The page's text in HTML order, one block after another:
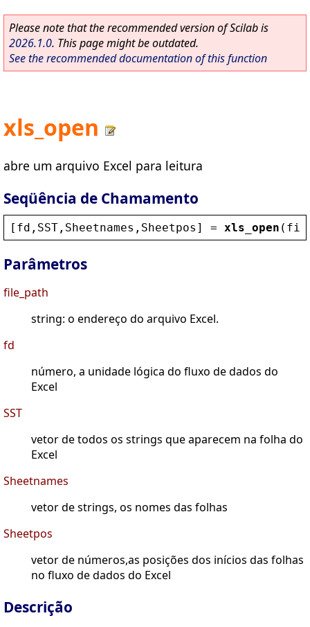
Please note that the recommended version of Scilab is
2026.1.0. This page might be outdated.
See the recommended documentation of this function
xls_open
abre um arquivo Excel para leitura
Seqüência de Chamamento
[ fd , SST , Sheetnames , Sheetpos ] = xls_open (
Parâmetros
file_path
string: o endereço do arquivo Excel.
fd
número, a unidade lógica do fluxo de dados do
Excel
SST
vetor de todos os strings que aparecem na folha do
Excel
Sheetnames
vetor de strings, os nomes das folhas
Sheetpos
vetor de números,as posições dos inícios das folhas
no fluxo de dados do Excel
Descrição